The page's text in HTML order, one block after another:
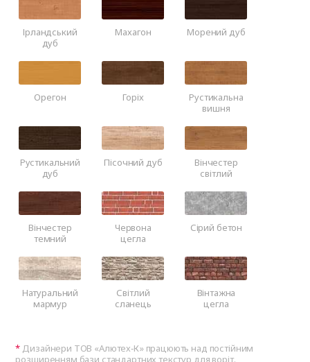
Ірландський
дуб
Махагон Морений дуб
Орегон Горіх
Рустикальна
вишня
Рустикальний
дуб
Пісочний дуб
Вінчестер
світлий
Вінчестер
темний
Червона
цегла
Сірий бетон
Натуральний
мармур
Світлий
сланець
Вінтажна
цегла
Дизайнери ТОВ «Алютех‑К» працюють над постійним
розширенням бази стандартних текстур для воріт.